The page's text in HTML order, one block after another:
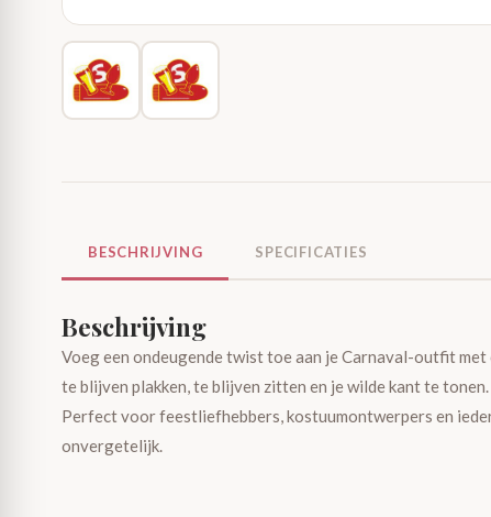
BESCHRIJVING SPECIFICATIES
Beschrijving
Voeg een ondeugende twist toe aan je Carnaval-outfit
te blijven plakken, te blijven zitten en je wilde kant te
Perfect voor feestliefhebbers, kostuumontwerpers en
onvergetelijk.